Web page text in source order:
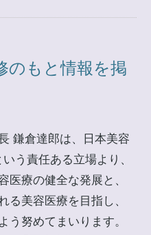
のもと情報を掲
鎌倉達郎は、日本美容
う責任ある立場より、
医療の健全な発展と、
る美容医療を目指し、
う努めてまいります。